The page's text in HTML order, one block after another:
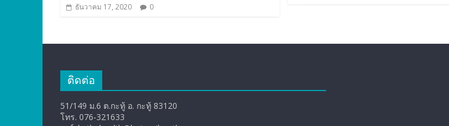
ธันวาคม 17, 2020 0
ติดต่อ
51/149 ม.6 ต.กะทู้ อ. กะทู้ 83120
โทร. 076-321633